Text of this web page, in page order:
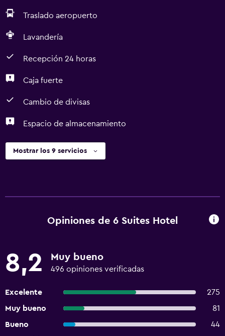
Traslado aeropuerto
Lavandería
Recepción 24 horas
Caja fuerte
Cambio de divisas
Espacio de almacenamiento
Mostrar los 9 servicios
Opiniones de 6 Suites Hotel
8,2 Muy bueno
496 opiniones verificadas
Excelente
275
Muy bueno
81
Bueno
44